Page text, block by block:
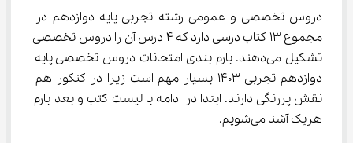
دروس تخصصی و عمومی رشته تجربی پایه دوازدهم در
مجموع 13 کتاب درسی دارد که 4 درس آن را دروس تخصصی
تشکیل می‌دهند. بارم بندی امتحانات دروس تخصصی پایه
دوازدهم تجربی 1403 بسیار مهم است زیرا در کنکور هم
نقش پررنگی دارند. ابتدا در ادامه با لیست کتب و بعد بارم
هریک آشنا می‌شویم.